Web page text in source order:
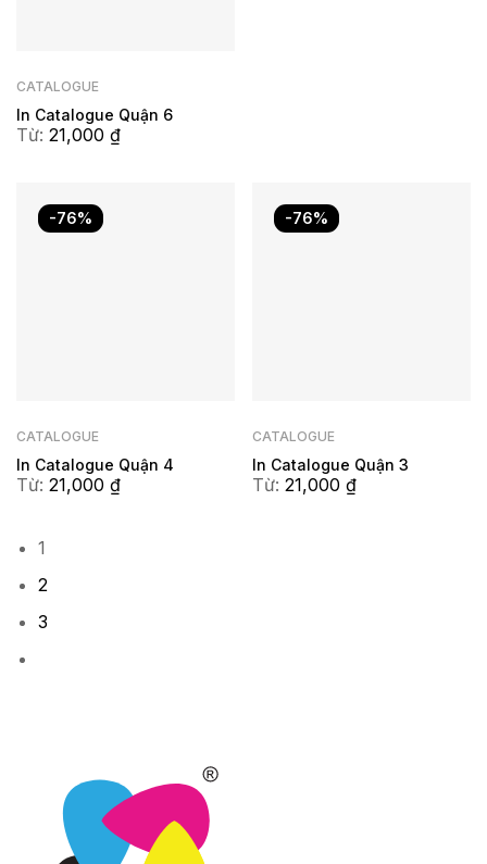
CATALOGUE
In Catalogue Quận 6
Từ: 21,000 ₫
-76%
CATALOGUE
In Catalogue Quận 4
Từ: 21,000 ₫
-76%
CATALOGUE
In Catalogue Quận 3
Từ: 21,000 ₫
1
2
3